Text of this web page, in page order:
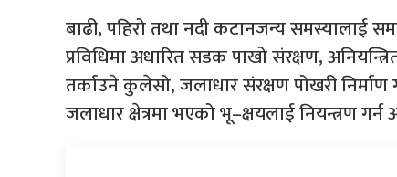
बाढी, पहिरो तथा नदी कटानजन्य समस्यालाई
प्रविधिमा अधारित सडक पाखो संरक्षण,
तर्काउने कुलेसो, जलाधार संरक्षण पोखरी
जलाधार क्षेत्रमा भएको भू–क्षयलाई नियन्त्रण